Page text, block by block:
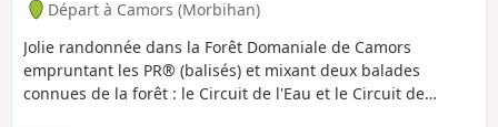
Départ à Camors (Morbihan)
Jolie randonnée dans la Forêt Domaniale de Camors
empruntant les PR® (balisés) et mixant deux balades
connues de la forêt : le Circuit de l'Eau et le Circuit de